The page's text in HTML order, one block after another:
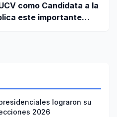
como Candidata a la
este importante
lograron su
2026